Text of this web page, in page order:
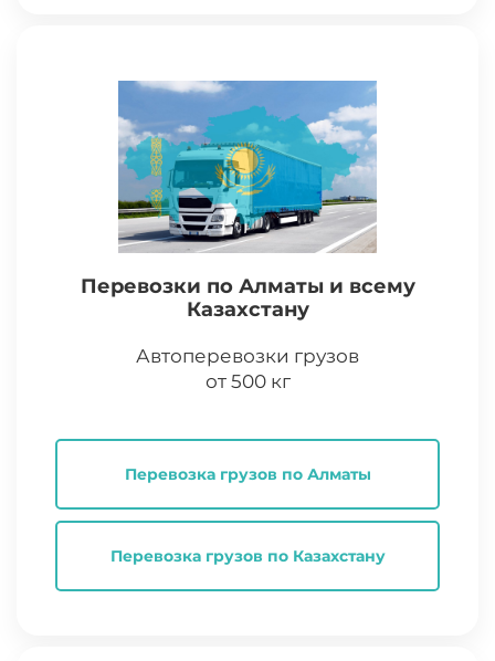
Перевозки по Алматы и всему
Казахстану
Автоперевозки грузов
от 500 кг
Перевозка грузов по Алматы
Перевозка грузов по Казахстану